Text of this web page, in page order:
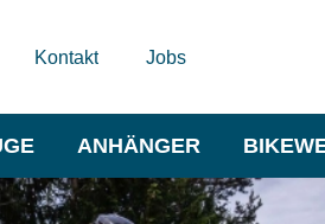
Kontakt Jobs
ANHÄNGER